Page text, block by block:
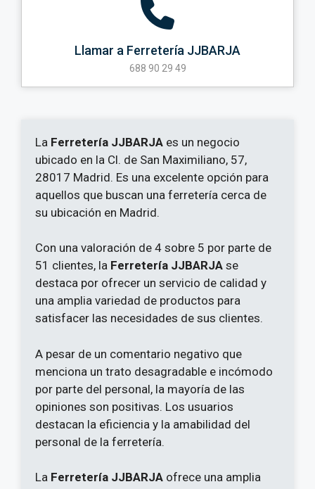
Llamar a Ferretería JJBARJA
688 90 29 49
La Ferretería JJBARJA es un negocio
ubicado en la Cl. de San Maximiliano, 57,
28017 Madrid. Es una excelente opción para
aquellos que buscan una ferretería cerca de
su ubicación en Madrid.
Con una valoración de 4 sobre 5 por parte de
51 clientes, la Ferretería JJBARJA se
destaca por ofrecer un servicio de calidad y
una amplia variedad de productos para
satisfacer las necesidades de sus clientes.
A pesar de un comentario negativo que
menciona un trato desagradable e incómodo
por parte del personal, la mayoría de las
opiniones son positivas. Los usuarios
destacan la eficiencia y la amabilidad del
personal de la ferretería.
La Ferretería JJBARJA ofrece una amplia